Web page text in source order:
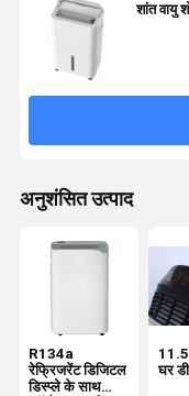
शांत वायु
अनुशंसित उत्पाद
R134a
रेफ्रिजरेंट डिजिटल
डिस्प्ले के साथ
घर